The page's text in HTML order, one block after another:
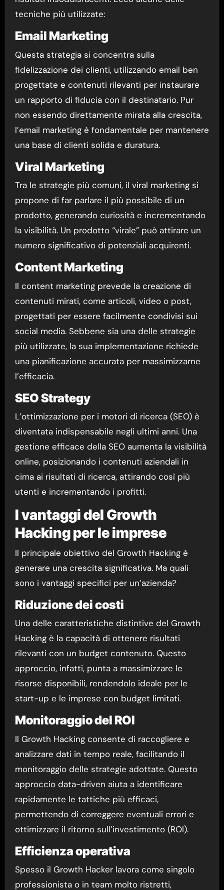
tecniche più utilizzate:
Email Marketing
Questa strategia si concentra sulla
fidelizzazione dei clienti, utilizzando email ben
progettate e contenuti rilevanti per instaurare
un rapporto di fiducia con il destinatario. Pur
non essendo direttamente mirata alla crescita,
l’email marketing è fondamentale per mantenere
una base di clienti solida e duratura.
Viral Marketing
Tra le strategie più comuni, il viral marketing si
propone di far parlare il più possibile di un
prodotto, generando curiosità e incrementando
la visibilità. Un prodotto “virale” può attirare un
numero significativo di potenziali acquirenti.
Content Marketing
Il content marketing prevede la creazione di
contenuti mirati, come articoli, video o post,
progettati per essere facilmente condivisi sui
social media. Sebbene sia una delle strategie
più utilizzate, la sua implementazione richiede
una pianificazione accurata per massimizzarne
l’efficacia.
SEO Strategy
L’ottimizzazione per i motori di ricerca (SEO) è
diventata indispensabile negli ultimi anni. Una
gestione efficace della SEO aumenta la visibilità
online, posizionando i contenuti aziendali in
cima ai risultati di ricerca, attirando così più
utenti e incrementando i profitti.
I vantaggi del Growth
Hacking per le imprese
Il principale obiettivo del Growth Hacking è
generare una crescita significativa. Ma quali
sono i vantaggi specifici per un’azienda?
Riduzione dei costi
Una delle caratteristiche distintive del Growth
Hacking è la capacità di ottenere risultati
rilevanti con un budget contenuto. Questo
approccio, infatti, punta a massimizzare le
risorse disponibili, rendendolo ideale per le
start-up e le imprese con budget limitati.
Monitoraggio del ROI
Il Growth Hacking consente di raccogliere e
analizzare dati in tempo reale, facilitando il
monitoraggio delle strategie adottate. Questo
approccio data-driven aiuta a identificare
rapidamente le tattiche più efficaci,
permettendo di correggere eventuali errori e
ottimizzare il ritorno sull’investimento (ROI).
Efficienza operativa
Spesso il Growth Hacker lavora come singolo
professionista o in team molto ristretti,